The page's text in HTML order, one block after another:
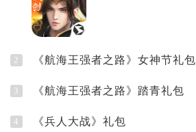
2 《航海王强者之路》女神节礼包
3 《航海王强者之路》踏青礼包
4 《兵人大战》礼包